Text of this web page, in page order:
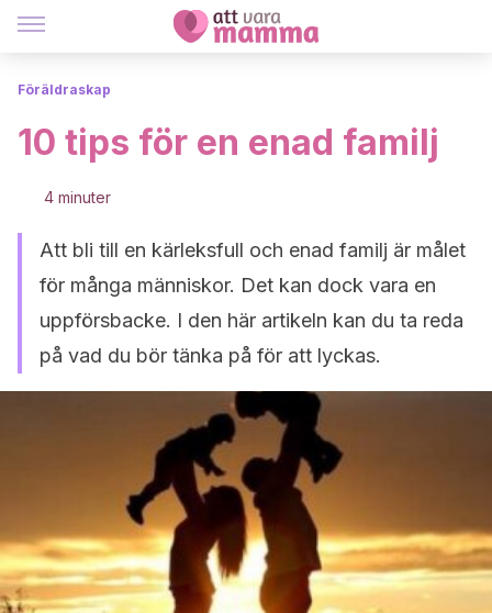
Föräldraskap
10 tips för en enad familj
4 minuter
Att bli till en kärleksfull och enad familj är målet
för många människor. Det kan dock vara en
uppförsbacke. I den här artikeln kan du ta reda
på vad du bör tänka på för att lyckas.